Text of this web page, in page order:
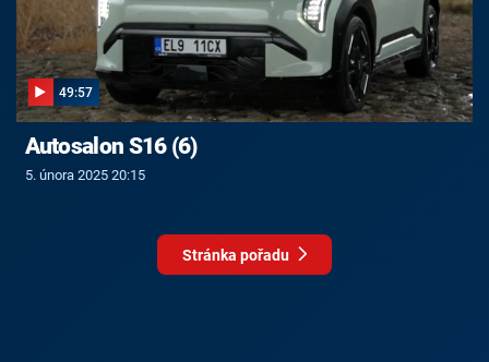
49:57
Autosalon S16 (6)
5. února 2025 20:15
Stránka pořadu